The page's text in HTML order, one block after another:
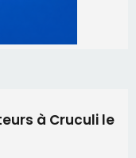
à Cruculi le